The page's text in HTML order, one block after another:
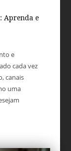
Aprenda e
e
cada vez
canais
uma